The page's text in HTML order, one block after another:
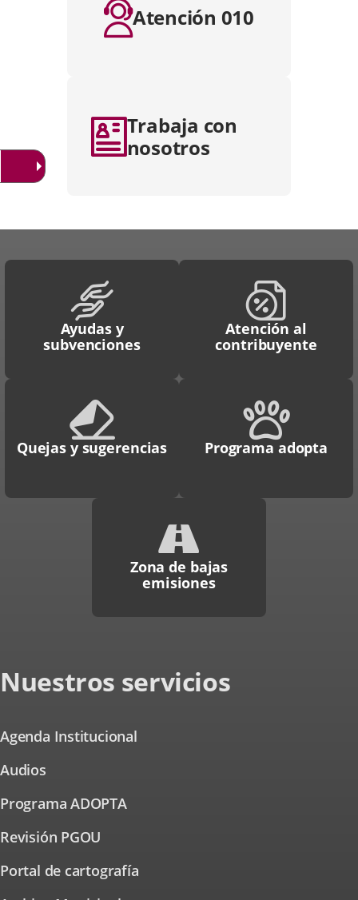
Atención 010
Trabaja con
nosotros
Ayudas y
subvenciones
Atención al
contribuyente
Quejas y sugerencias Programa adopta
Zona de bajas
emisiones
Nuestros servicios
Agenda Institucional
Audios
Programa ADOPTA
Revisión PGOU
Portal de cartografíaEnlace